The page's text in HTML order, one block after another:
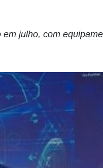
julho, com